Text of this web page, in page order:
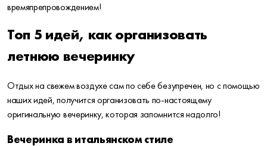
времяпрепровождением!
Топ 5 идей, как организовать
летнюю вечеринку
Отдых на свежем воздухе сам по себе безупречен, но с помощью
наших идей, получится организовать по-настоящему
оригинальную вечеринку, которая запомнится надолго!
Вечеринка в итальянском стиле